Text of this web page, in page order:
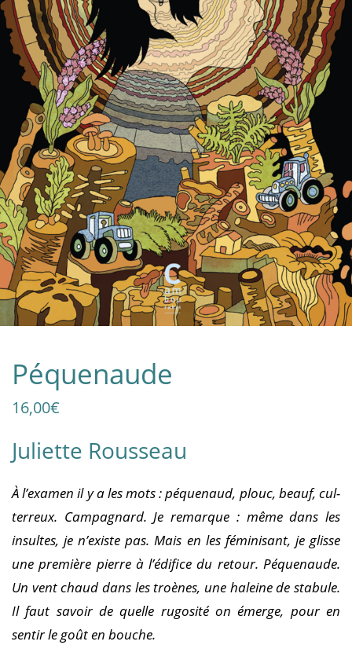
Péquenaude
16,00€
Juliette Rousseau
À l’examen il y a les mots : péquenaud, plouc, beauf, cul-
terreux. Campagnard. Je remarque : même dans les
insultes, je n’existe pas. Mais en les féminisant, je glisse
une première pierre à l’édifice du retour. Péquenaude.
Un vent chaud dans les troènes, une haleine de stabule.
Il faut savoir de quelle rugosité on émerge, pour en
sentir le goût en bouche.